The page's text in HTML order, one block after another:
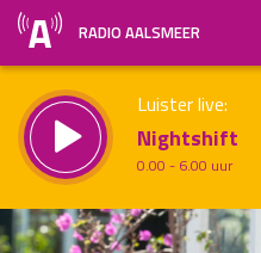
RADIO AALSMEER
Luister live:
Nightshift
0.00 - 6.00 uur